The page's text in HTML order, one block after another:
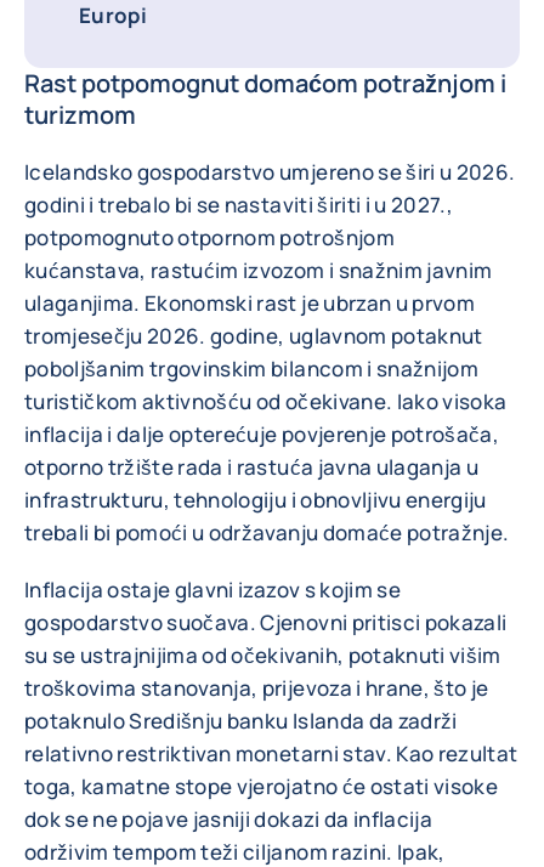
Europi
Rast potpomognut domaćom potražnjom i
turizmom
Icelandsko gospodarstvo umjereno se širi u 2026.
godini i trebalo bi se nastaviti širiti i u 2027.,
potpomognuto otpornom potrošnjom
kućanstava, rastućim izvozom i snažnim javnim
ulaganjima. Ekonomski rast je ubrzan u prvom
tromjesečju 2026. godine, uglavnom potaknut
poboljšanim trgovinskim bilancom i snažnijom
turističkom aktivnošću od očekivane. Iako visoka
inflacija i dalje opterećuje povjerenje potrošača,
otporno tržište rada i rastuća javna ulaganja u
infrastrukturu, tehnologiju i obnovljivu energiju
trebali bi pomoći u održavanju domaće potražnje.
Inflacija ostaje glavni izazov s kojim se
gospodarstvo suočava. Cjenovni pritisci pokazali
su se ustrajnijima od očekivanih, potaknuti višim
troškovima stanovanja, prijevoza i hrane, što je
potaknulo Središnju banku Islanda da zadrži
relativno restriktivan monetarni stav. Kao rezultat
toga, kamatne stope vjerojatno će ostati visoke
dok se ne pojave jasniji dokazi da inflacija
održivim tempom teži ciljanom razini. Ipak,